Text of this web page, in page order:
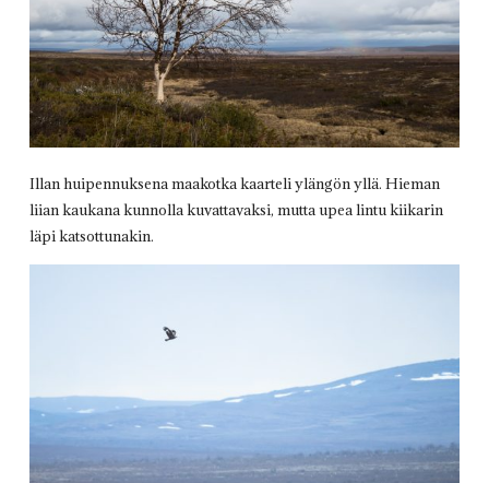
Illan huipennuksena maakotka kaarteli ylängön yllä. Hieman
liian kaukana kunnolla kuvattavaksi, mutta upea lintu kiikarin
läpi katsottunakin.